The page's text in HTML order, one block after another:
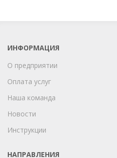
ИНФОРМАЦИЯ
О предприятии
Оплата услуг
Наша команда
Новости
Инструкции
НАПРАВЛЕНИЯ